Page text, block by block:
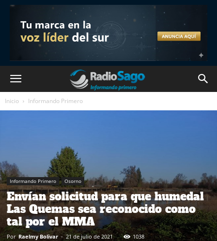
Inicio Informando Primero
Informando Primero Osorno
Envían solicitud para que humedal
Las Quemas sea reconocido como
tal por el MMA
Por Raelmy Bolivar - 21 de julio de 2021 1038